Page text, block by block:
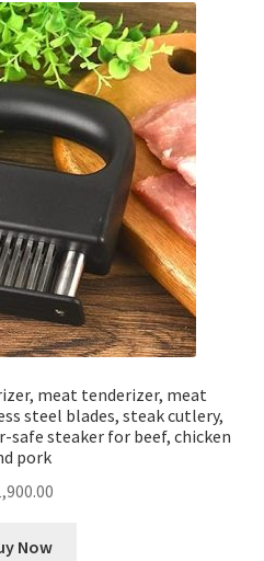
meat tenderizer, meat
steel blades, steak cutlery,
safe steaker for beef, chicken
pork
Now